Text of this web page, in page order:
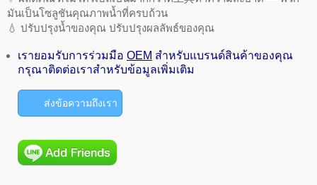
มันเป็นโซลูชันคุณภาพน้ำที่ครบถ้วน
💧 ปรับปรุงน้ำของคุณ ปรับปรุงผลลัพธ์ของคุณ
เรายอมรับการร่วมมือ OEM สำหรับแบรนด์สินค้าของคุณ
กรุณาติดต่อเราสำหรับข้อมูลเพิ่มเติม
ส่งข้อความถึงเรา